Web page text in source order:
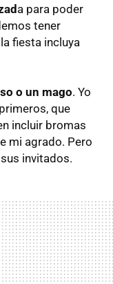
a para poder
tener
fiesta incluya
o un mago. Yo
que
incluir bromas
mi agrado. Pero
invitados.